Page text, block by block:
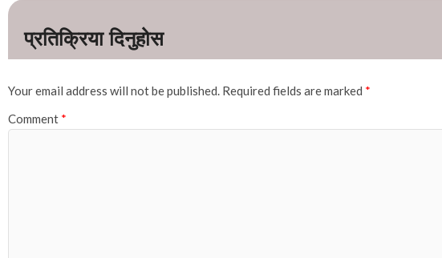
Your email address will not be published. Required fields are marked *
Comment *